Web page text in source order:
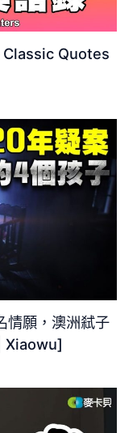
Classic Quotes
情願，澳洲弒子
Xiaowu]